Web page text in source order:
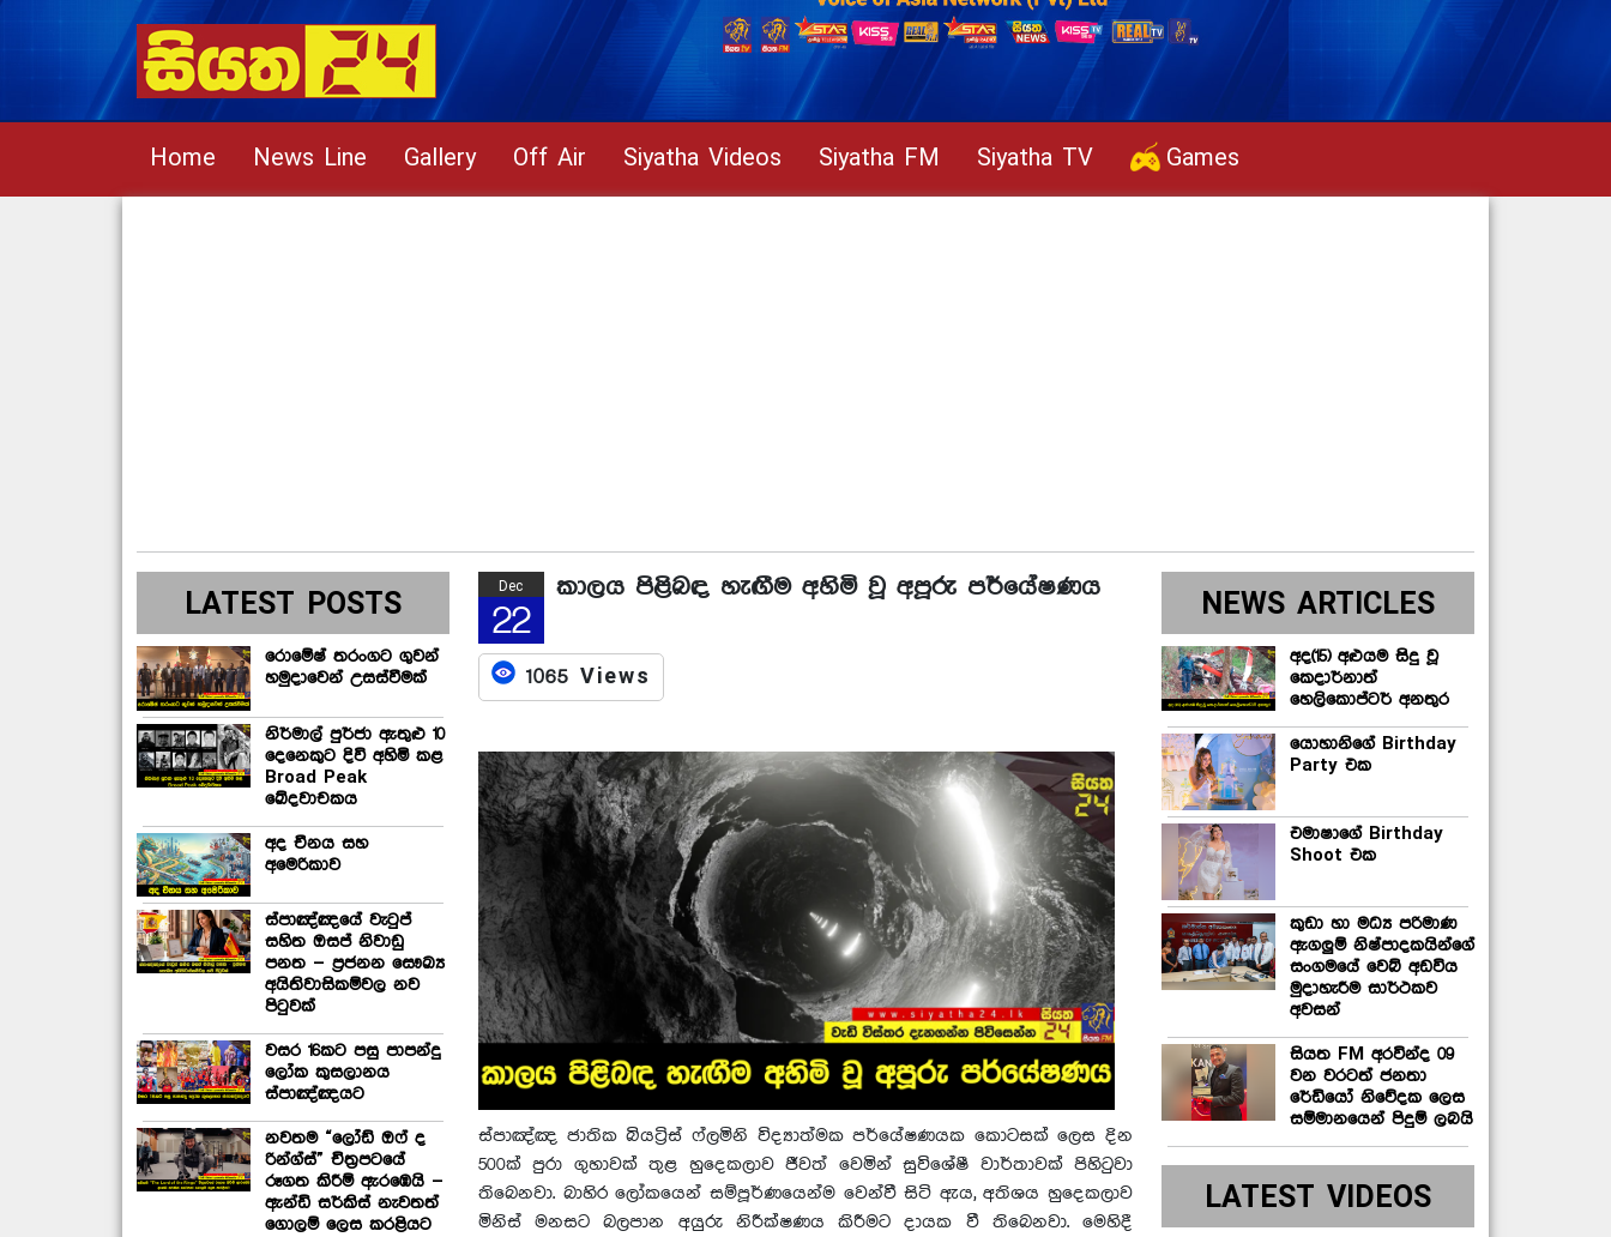
Home News Line Gallery Off Air Siyatha Videos Siyatha FM Siyatha TV Games
LATEST POSTS
රොමේෂ් තරංගට ගුවන්
හමුදාවෙන් උසස්වීමක්
නිර්මාල් පුර්ජා ඇතුළු 10
දෙනෙකුට දිවි අහිමි කළ
Broad Peak
ඛේදවාචකය
අද චීනය සහ
අමෙරිකාව
ස්පාඤ්ඤයේ වැටුප්
සහිත ඔසප් නිවාඩු
පනත – ප්‍රජනන සෞඛ්‍ය
අයිතිවාසිකම්වල නව
පිටුවක්
වසර 16කට පසු පාපන්දු
ලෝක කුසලානය
ස්පාඤ්ඤයට
නවතම “ලෝඩ් ඔෆ් ද
රින්ග්ස්” චිත්‍රපටයේ
රූගත කිරීම් ඇරඹෙයි –
ඇන්ඩි සර්කිස් නැවතත්
ගොලම් ලෙස කරළියට
Dec
22
කාලය පිළිබඳ හැඟීම අහිමි වූ අපූරු පර්යේෂණය
1065 Views
ස්පාඤ්ඤ ජාතික බියට්‍රිස් ෆ්ලමිනි විද්‍යාත්මක පර්යේෂණයක කොටසක් ලෙස දින
500ක් පුරා ගුහාවක් තුළ හුදෙකලාව ජීවත් වෙමින් සුවිශේෂී වාර්තාවක් පිහිටුවා
තිබෙනවා. බාහිර ලෝකයෙන් සම්පූර්ණයෙන්ම වෙන්වී සිටි ඇය, අතිශය හුදෙකලාව
මිනිස් මනසට බලපාන අයුරු නිරීක්ෂණය කිරීමට දායක වී තිබෙනවා. මෙහිදී
NEWS ARTICLES
අද(15) අළුයම සිදු වූ
කෙදාර්නාත්
හෙලිකොප්ටර් අනතුර
යොහානිගේ Birthday
Party එක
එමාෂාගේ Birthday
Shoot එක
කුඩා හා මධ්‍ය පරිමාණ
ඇගලුම් නිෂ්පාදකයින්ගේ
සංගමයේ වෙබ් අඩවිය
මුදාහැරීම සාර්ථකව
අවසන්
සියත FM අරවින්ද 09
වන වරටත් ජනතා
රේඩියෝ නිවේදක ලෙස
සම්මානයෙන් පිදුම් ලබයි
LATEST VIDEOS